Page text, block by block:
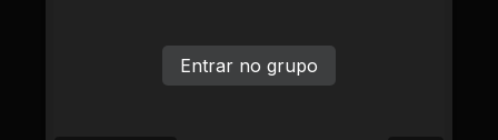
Entrar no grupo